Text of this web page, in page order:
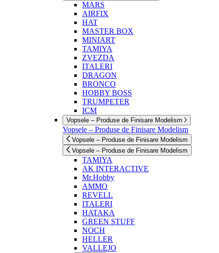
MARS
AIRFIX
HAT
MASTER BOX
MINIART
TAMIYA
ZVEZDA
ITALERI
DRAGON
BRONCO
HOBBY BOSS
TRUMPETER
ICM
Vopsele – Produse de Finisare Modelism
Vopsele – Produse de Finisare Modelism
Vopsele – Produse de Finisare Modelism
Vopsele – Produse de Finisare Modelism
TAMIYA
AK INTERACTIVE
Mr.Hobby
AMMO
REVELL
ITALERI
HATAKA
GREEN STUFF
NOCH
HELLER
VALLEJO